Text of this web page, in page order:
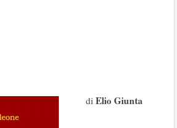
diElio Giunta